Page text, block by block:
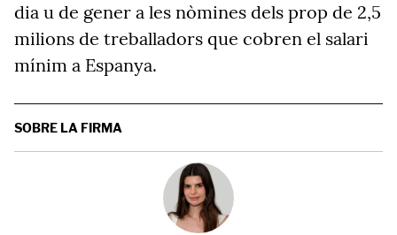
dia u de gener a les nòmines dels prop de 2,5
milions de treballadors que cobren el salari
mínim a Espanya.
SOBRE LA FIRMA